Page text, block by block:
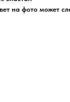
на фото может